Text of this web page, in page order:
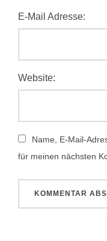
E-Mail Adresse:
Website:
Name, E-Mail-
für meinen nächsten